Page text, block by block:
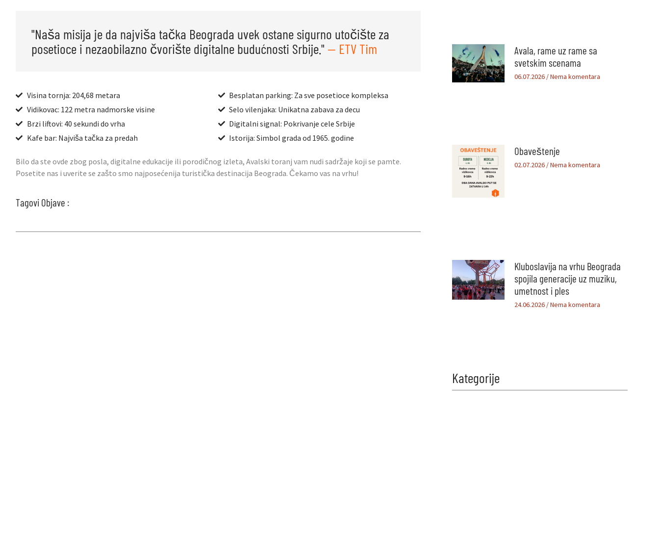
"Naša misija je da najviša tačka Beograda uvek ostane sigurno utočište za
posetioce i nezaobilazno čvorište digitalne budućnosti Srbije." — ETV Tim
Visina tornja: 204,68 metara
Vidikovac: 122 metra nadmorske visine
Brzi liftovi: 40 sekundi do vrha
Kafe bar: Najviša tačka za predah
Besplatan parking: Za sve posetioce kompleksa
Selo vilenjaka: Unikatna zabava za decu
Digitalni signal: Pokrivanje cele Srbije
Istorija: Simbol grada od 1965. godine
Bilo da ste ovde zbog posla, digitalne edukacije ili porodičnog izleta, Avalski toranj vam nudi sadržaje koji se pamte.
Posetite nas i uverite se zašto smo najposećenija turistička destinacija Beograda. Čekamo vas na vrhu!
Tagovi Objave :
Avala, rame uz rame sa
svetskim scenama
06.07.2026 Nema komentara
Obaveštenje
02.07.2026 Nema komentara
Kluboslavija na vrhu Beograda
spojila generacije uz muziku,
umetnost i ples
24.06.2026 Nema komentara
Kategorije